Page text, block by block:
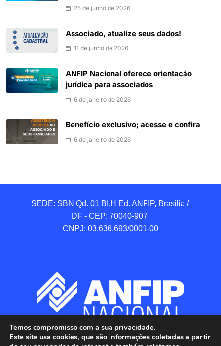
25 de junho de 2026
Associado, atualize seus dados!
11 de junho de 2026
ANFIP Nacional oferece orientação
jurídica para associados
6 de janeiro de 2026
Benefício exclusivo; acesse e confira
6 de janeiro de 2026
SEDE: SBN Qd. 01 BI.H Ed. ANFIP, Brasilia /
DF - CEP: 70040-907
CNPJ: 03.636.693/0001-00
Temos compromisso com a sua privacidade.
Este site usa cookies, que são informações coletadas a partir